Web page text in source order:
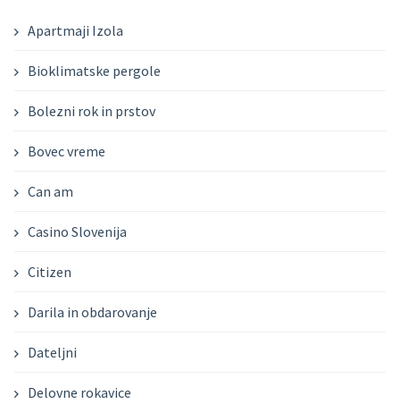
Apartmaji Izola
Bioklimatske pergole
Bolezni rok in prstov
Bovec vreme
Can am
Casino Slovenija
Citizen
Darila in obdarovanje
Dateljni
Delovne rokavice